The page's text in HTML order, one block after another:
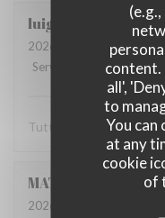
content.
all',
to
You can
at any
cookie
of
luigi
2026-06-07
- 14:30 -
Service
Ambiance:
Tutto molto buono.
MATHIEU
2026-06-07